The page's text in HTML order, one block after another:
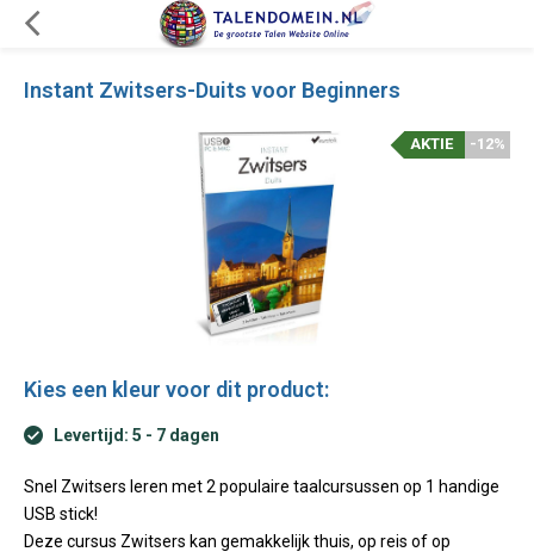
Instant Zwitsers-Duits voor Beginners
-12%
AKTIE
Kies een kleur voor dit product:
Levertijd: 5 - 7 dagen
Snel Zwitsers leren met 2 populaire taalcursussen op 1 handige
USB stick!
Deze cursus Zwitsers kan gemakkelijk thuis, op reis of op